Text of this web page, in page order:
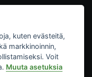
kuten evästeitä,
markkinoinnin,
Voit
Muuta asetuksia